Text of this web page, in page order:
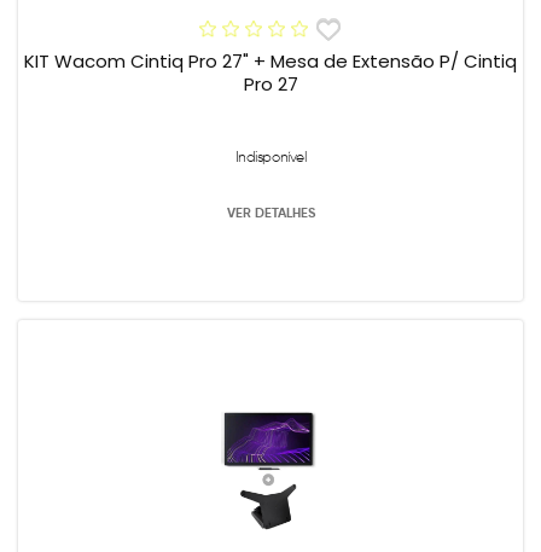
KIT Wacom Cintiq Pro 27" + Mesa de Extensão P/ Cintiq
Pro 27
Indisponível
VER DETALHES